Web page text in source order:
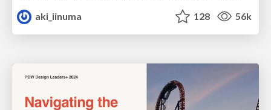
aki_iinuma
128 56k